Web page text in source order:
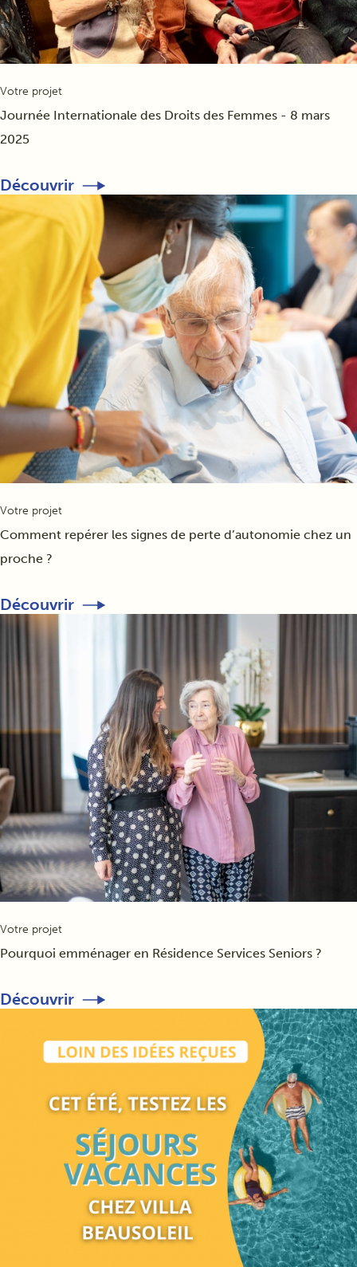
Votre projet
Journée Internationale des Droits des Femmes - 8 mars
2025
Découvrir
Votre projet
Comment repérer les signes de perte d’autonomie chez un
proche ?
Découvrir
Votre projet
Pourquoi emménager en Résidence Services Seniors ?
Découvrir